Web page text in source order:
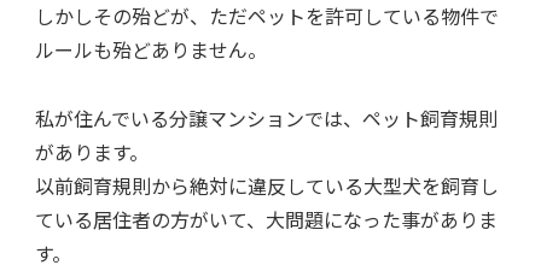
しかしその殆どが、ただペットを許可している物件で
ルールも殆どありません。
私が住んでいる分譲マンションでは、ペット飼育規則
があります。
以前飼育規則から絶対に違反している大型犬を飼育し
ている居住者の方がいて、大問題になった事がありま
す。